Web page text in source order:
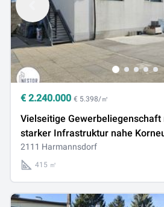
€ 2.240.000 € 5.398/㎡
Vielseitige Gewerbeliegenschaft
starker Infrastruktur nahe
2111 Harmannsdorf
415 ㎡